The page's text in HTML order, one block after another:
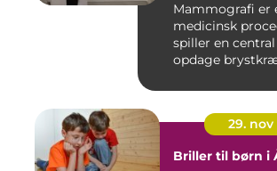
Mammografi er
medicinsk
spiller en
opdage
29. nov
Briller til børn i